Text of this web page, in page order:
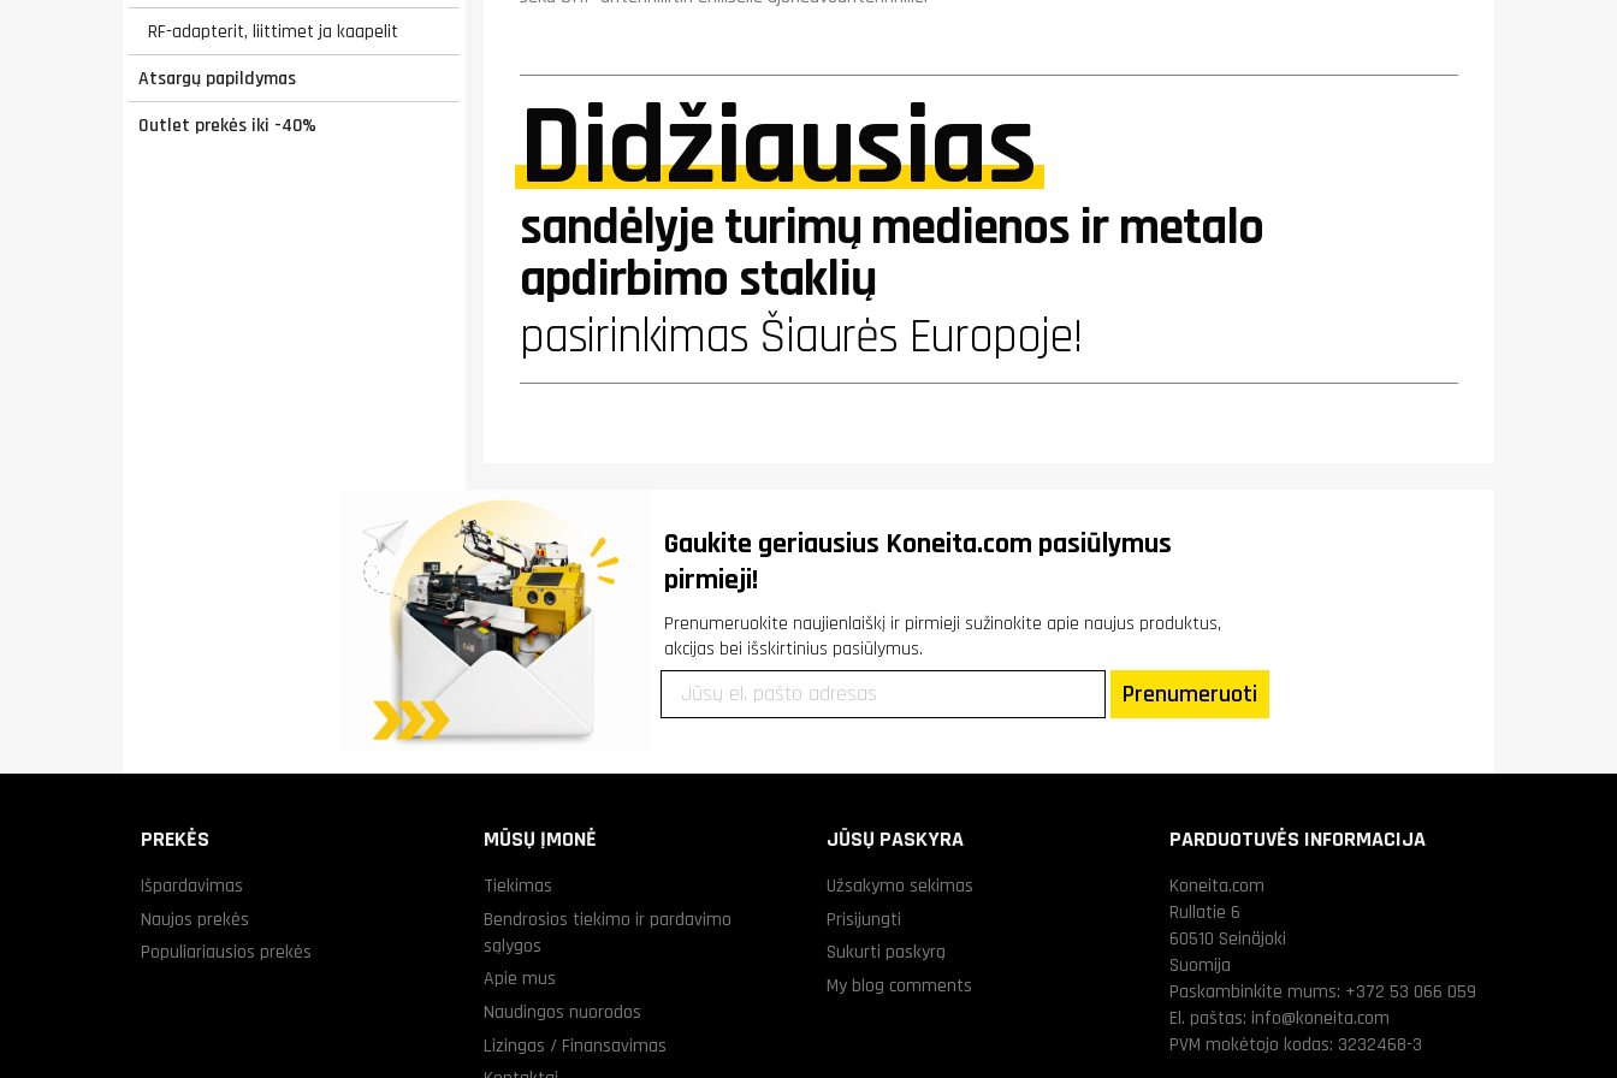
RF-adapterit, liittimet ja kaapelit
Atsargų papildymas
Outlet prekės iki -40%
Didžiausias
sandėlyje turimų medienos ir metalo
apdirbimo staklių
pasirinkimas Šiaurės Europoje!
Gaukite geriausius Koneita.com pasiūlymus
pirmieji!
Prenumeruokite naujienlaiškį ir pirmieji sužinokite apie naujus produktus,
akcijas bei išskirtinius pasiūlymus.
Prenumeruoti
PREKĖS
Išpardavimas
Naujos prekės
Populiariausios prekės
MŪSŲ ĮMONĖ
Tiekimas
Bendrosios tiekimo ir pardavimo
sąlygos
Apie mus
Naudingos nuorodos
Lizingas / Finansavimas
JŪSŲ PASKYRA
Užsakymo sekimas
Prisijungti
Sukurti paskyrą
My blog comments
PARDUOTUVĖS INFORMACIJA
Koneita.com
Rullatie 6
60510 Seinäjoki
Suomija
Paskambinkite mums: +372 53 066 059
El. paštas: info@koneita.com
PVM mokėtojo kodas: 3232468-3